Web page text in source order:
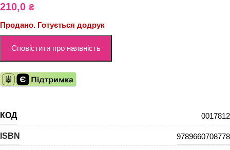
210,0 ₴
Продано. Готується додрук
КОД 0017812
ISBN 9789660708778